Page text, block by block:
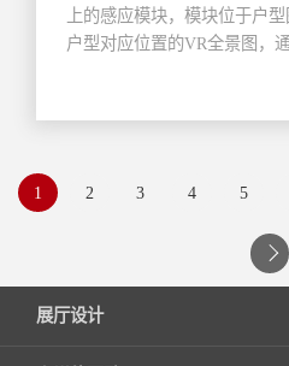
上的感应模块，模块位于户
户型对应位置的VR全景图，
1 2 3 4 5
展厅设计